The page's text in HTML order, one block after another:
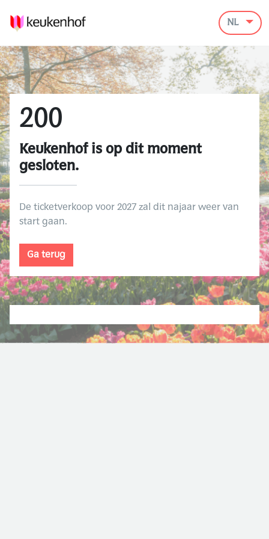
NL
200
Keukenhof is op dit moment
gesloten.
De ticketverkoop voor 2027 zal dit najaar weer van
start gaan.
Ga terug